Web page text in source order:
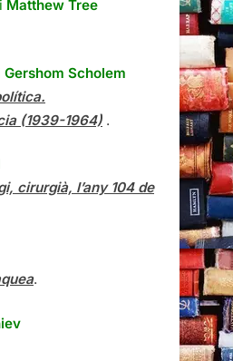
i Matthew Tree
Gershom Scholem
(1939-1964) .
cirurgià, l’any 104 de
.